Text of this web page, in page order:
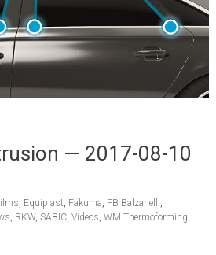
— 2017-08-10
, Equiplast, Fakuma, FB Balzanelli,
, RKW, SABIC, Videos, WM Thermoforming